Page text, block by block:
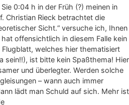
0:04 h in der Früh (?) meinen in
Christian Rieck betrachtet die
Sicht.“ versuche ich, Ihnen
offensichtlich in diesem Falle kein
welches hier thematisiert
sein!!), ist bitte kein Spaßthema! Hier
und überlegter. Werden solche
– wann auch immer
lädt man Schuld auf sich. Mehr ist